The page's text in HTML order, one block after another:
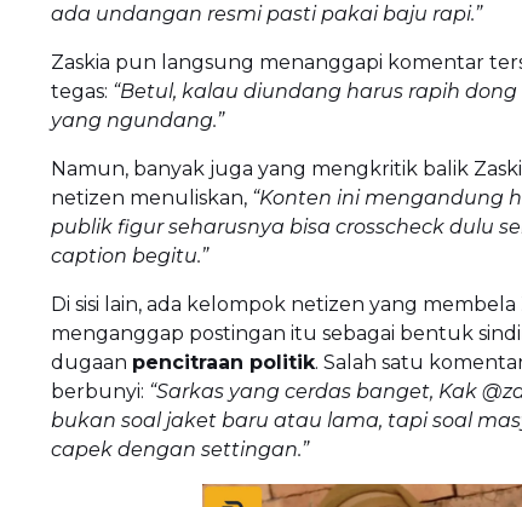
ada undangan resmi pasti pakai baju rapi.”
Zaskia pun langsung menanggapi komentar
tegas: “Betul, kalau diundang harus rapih
yang ngundang.”
Namun, banyak juga yang mengkritik balik
netizen menuliskan, “Konten ini mengandung
publik figur seharusnya bisa crosscheck dulu
caption begitu.”
Di sisi lain, ada kelompok netizen yang membela
menganggap postingan itu sebagai bentuk
dugaan pencitraan politik. Salah satu
berbunyi: “Sarkas yang cerdas banget, Kak
bukan soal jaket baru atau lama, tapi soal
capek dengan settingan.”